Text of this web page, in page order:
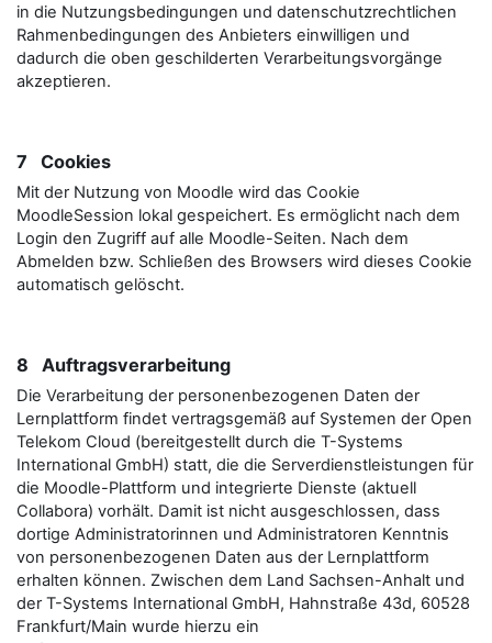
in die Nutzungsbedingungen und datenschutzrechtlichen
Rahmenbedingungen des Anbieters einwilligen und
dadurch die oben geschilderten Verarbeitungsvorgänge
akzeptieren.
7 Cookies
Mit der Nutzung von Moodle wird das Cookie
MoodleSession lokal gespeichert. Es ermöglicht nach dem
Login den Zugriff auf alle Moodle-Seiten. Nach dem
Abmelden bzw. Schließen des Browsers wird dieses Cookie
automatisch gelöscht.
8 Auftragsverarbeitung
Die Verarbeitung der personenbezogenen Daten der
Lernplattform findet vertragsgemäß auf Systemen der Open
Telekom Cloud (bereitgestellt durch die T-Systems
International GmbH) statt, die die Serverdienstleistungen für
die Moodle-Plattform und integrierte Dienste (aktuell
Collabora) vorhält. Damit ist nicht ausgeschlossen, dass
dortige Administratorinnen und Administratoren Kenntnis
von personenbezogenen Daten aus der Lernplattform
erhalten können. Zwischen dem Land Sachsen-Anhalt und
der T-Systems International GmbH, Hahnstraße 43d, 60528
Frankfurt/Main wurde hierzu ein